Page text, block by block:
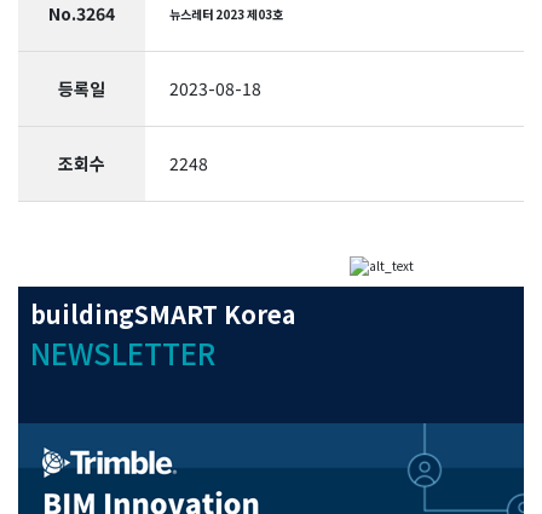
No.3264 뉴스레터 2023 제03호
등록일 2023-08-18
조회수 2248
buildingSMART Korea
NEWSLETTER